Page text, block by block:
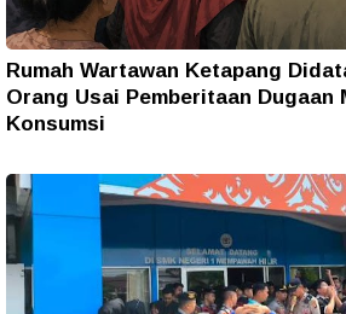
Rumah Wartawan Ketapang
Orang Usai Pemberitaan Dugaan
Konsumsi